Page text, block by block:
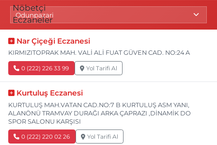
Nar Çiçeği Eczanesi
KIRMIZITOPRAK MAH. VALİ ALİ FUAT GÜVEN CAD. NO:24 A
0 (222) 226 33 99 Yol Tarifi Al
Kurtuluş Eczanesi
KURTULUŞ MAH.VATAN CAD.NO:7 B KURTULUŞ ASM YANI,
ALANÖNÜ TRAMVAY DURAĞI ARKA ÇAPRAZI ,DİNAMİK DO
SPOR SALONU KARŞISI
0 (222) 220 02 26 Yol Tarifi Al